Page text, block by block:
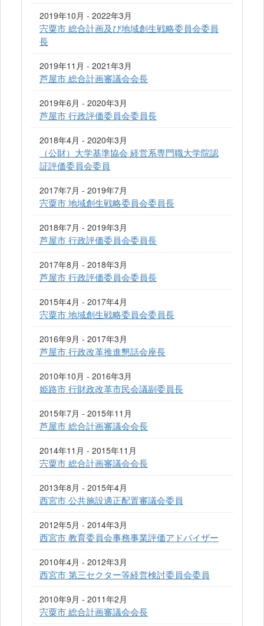
2019年10月 - 2022年3月
宍粟市 総合計画及び地域創生戦略委員会委員
長
2019年11月 - 2021年3月
芦屋市 総合計画審議会会長
2019年6月 - 2020年3月
芦屋市 行政評価委員会委員長
2018年4月 - 2020年3月
（公財）大学基準協会 経営系専門職大学院認
証評価委員会委員
2017年7月 - 2019年7月
宍粟市 地域創生戦略委員会委員長
2018年7月 - 2019年3月
芦屋市 行政評価委員会委員長
2017年8月 - 2018年3月
芦屋市 行政評価委員会委員長
2015年4月 - 2017年4月
宍粟市 地域創生戦略委員会委員長
2016年9月 - 2017年3月
芦屋市 行政改革推進懇話会座長
2010年10月 - 2016年3月
姫路市 行財政改革市民会議副委員長
2015年7月 - 2015年11月
芦屋市 総合計画審議会会長
2014年11月 - 2015年11月
宍粟市 総合計画審議会会長
2013年8月 - 2015年4月
西宮市 公共施設適正配置審議会委員
2012年5月 - 2014年3月
西宮市 教育委員会事務事業評価アドバイザー
2010年4月 - 2012年3月
西宮市 第三セクター等経営検討委員会委員
2010年9月 - 2011年2月
宍粟市 総合計画審議会会長